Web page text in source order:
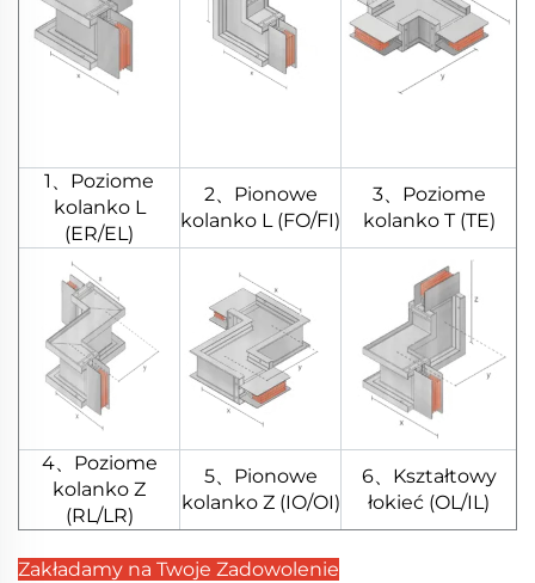
1、Poziome
kolanko L
(ER/EL)
2、Pionowe
kolanko L (FO/FI)
3、Poziome
kolanko T (TE)
4、Poziome
kolanko Z
(RL/LR)
5、Pionowe
kolanko Z (IO/OI)
6、Kształtowy
łokieć (OL/IL)
Zakładamy na Twoje Zadowolenie